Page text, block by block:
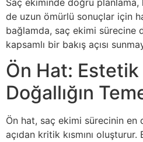
Saç ekiminde doğru
de uzun ömürlü sonuçlar için
bağlamda, saç ekimi sürecine
kapsamlı bir bakış açısı
Ön Hat: Estetik
Doğallığın
Ön hat, saç ekimi sürecinin
açıdan kritik kısmını